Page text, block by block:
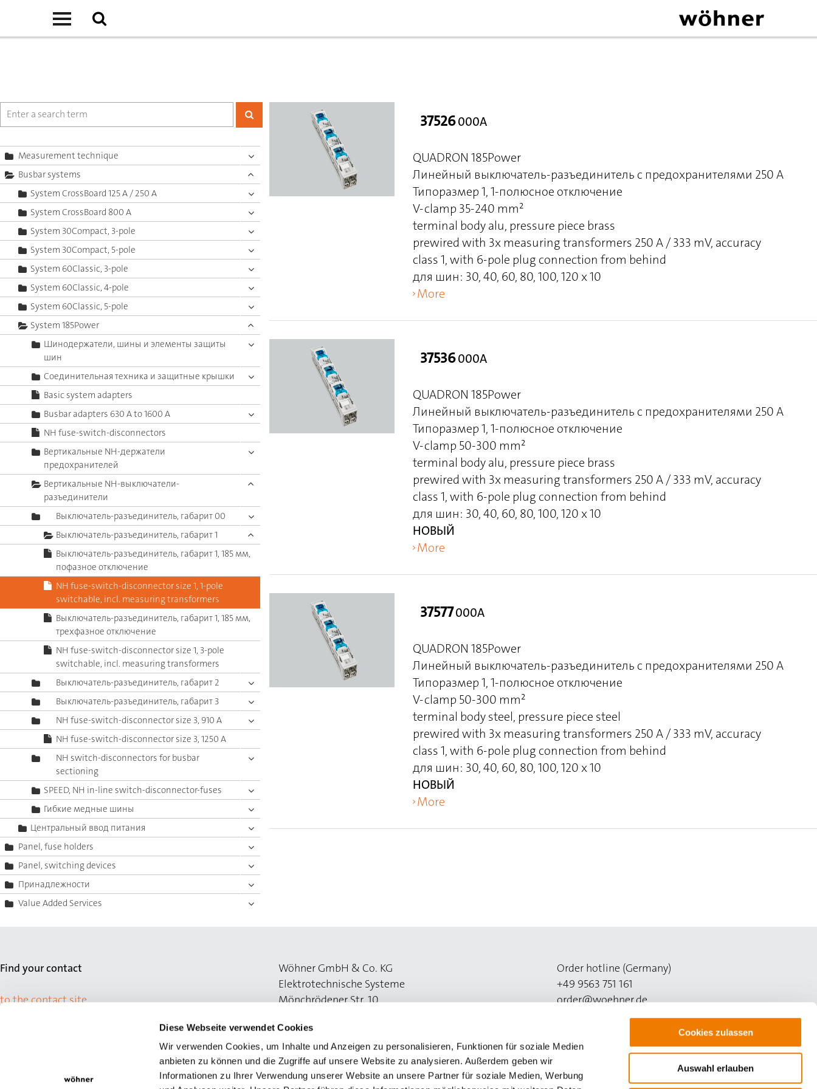
Diese Webseite verwendet Cookies
Wir verwenden Cookies, um Inhalte und Anzeigen zu personalisieren, Funktionen für soziale Medien
anbieten zu können und die Zugriffe auf unsere Website zu analysieren. Außerdem geben wir
Informationen zu Ihrer Verwendung unserer Website an unsere Partner für soziale Medien, Werbung
Cookies zulassen
Auswahl erlauben
Measurement technique
Busbar systems
System CrossBoard 125 A / 250 A
System CrossBoard 800 A
System 30Compact, 3-pole
System 30Compact, 5-pole
System 60Classic, 3-pole
System 60Classic, 4-pole
System 60Classic, 5-pole
System 185Power
Шинодержатели, шины и элементы защиты
шин
Соединительная техника и защитные крышки
Basic system adapters
Busbar adapters 630 A to 1600 A
NH fuse-switch-disconnectors
Вертикальные NH-держатели
предохранителей
Вертикальные NH-выключатели-
разъединители
Выключатель-разъединитель, габарит 00
Выключатель-разъединитель, габарит 1
Выключатель-разъединитель, габарит 1, 185 мм,
пофазное отключение
NH fuse-switch-disconnector size 1, 1-pole
switchable, incl. measuring transformers
Выключатель-разъединитель, габарит 1, 185 мм,
трехфазное отключение
NH fuse-switch-disconnector size 1, 3-pole
switchable, incl. measuring transformers
Выключатель-разъединитель, габарит 2
Выключатель-разъединитель, габарит 3
NH fuse-switch-disconnector size 3, 910 A
NH fuse-switch-disconnector size 3, 1250 A
NH switch-disconnectors for busbar
sectioning
SPEED, NH in-line switch-disconnector-fuses
Гибкие медные шины
Центральный ввод питания
Panel, fuse holders
Panel, switching devices
Принадлежности
Value Added Services
37526000A
QUADRON 185Power
Линейный выключатель-разъединитель с предохранителями 250 A
Типоразмер 1, 1-полюсное отключение
V-clamp 35-240 mm²
terminal body alu, pressure piece brass
prewired with 3x measuring transformers 250 A / 333 mV, accuracy
class 1, with 6-pole plug connection from behind
для шин: 30, 40, 60, 80, 100, 120 x 10
More
37536000A
QUADRON 185Power
Линейный выключатель-разъединитель с предохранителями 250 A
Типоразмер 1, 1-полюсное отключение
V-clamp 50-300 mm²
terminal body alu, pressure piece brass
prewired with 3x measuring transformers 250 A / 333 mV, accuracy
class 1, with 6-pole plug connection from behind
для шин: 30, 40, 60, 80, 100, 120 x 10
НОВЫЙ
More
37577000A
QUADRON 185Power
Линейный выключатель-разъединитель с предохранителями 250 A
Типоразмер 1, 1-полюсное отключение
V-clamp 50-300 mm²
terminal body steel, pressure piece steel
prewired with 3x measuring transformers 250 A / 333 mV, accuracy
class 1, with 6-pole plug connection from behind
для шин: 30, 40, 60, 80, 100, 120 x 10
НОВЫЙ
More
Find your contact
to the contact site
Wöhner GmbH & Co. KG
Elektrotechnische Systeme
Mönchrödener Str. 10
Order hotline (Germany)
+49 9563 751 161
order@woehner.de
Technical hotline (Germany)
+49 9563 751 260